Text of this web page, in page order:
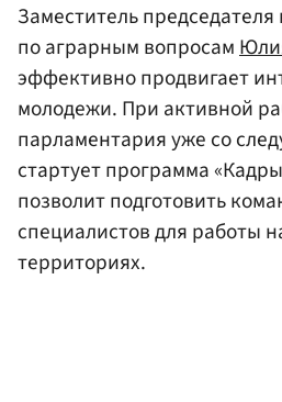
Заместитель
по аграрным вопросам
эффективно продвигает
молодежи. При активной
парламентария уже со
стартует программа
позволит подготовить
специалистов для работы
территориях.